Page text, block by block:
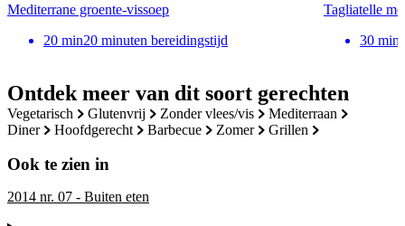
Ontdek meer van dit soort gerechten
vegetarisch glutenvrij zonder vlees/vis
mediterraan
diner
hoofdgerecht barbecue zomer grillen
Ook te zien in
2014 nr. 07 - Buiten eten
Mediterrane groente-vissoep
20 min20 minuten bereidingstijd
Tagliatelle
30 min